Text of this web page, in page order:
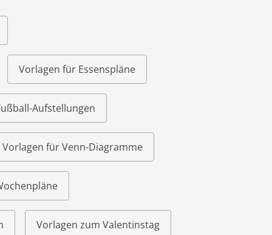
Vorlagen für Essenspläne
Aufstellungen
Vorlagen für Venn-Diagramme
Vorlagen zum Valentinstag